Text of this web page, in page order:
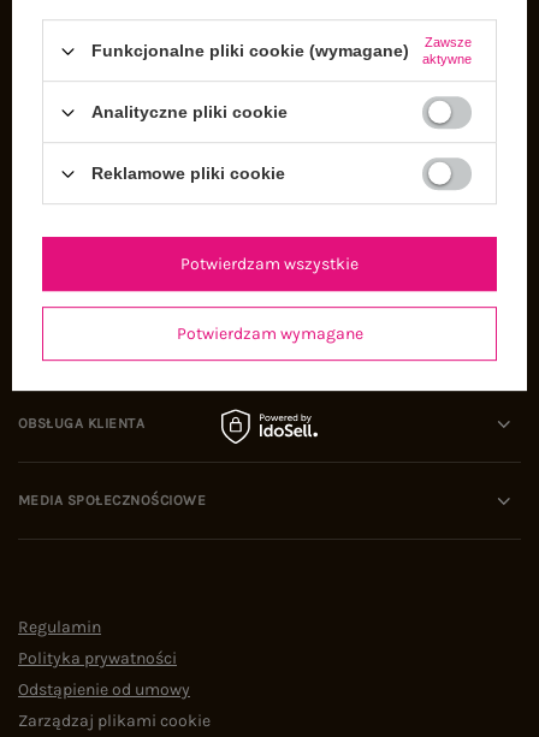
Listy zakupowe
Lista zakupionych produktów
Historia transakcji
OBSŁUGA KLIENTA
MEDIA SPOŁECZNOŚCIOWE
Regulamin
Polityka prywatności
Odstąpienie od umowy
Zarządzaj plikami cookie
Funkcjonalne pliki cookie (wymagane)
Zawsze
aktywne
Analityczne pliki cookie
Reklamowe pliki cookie
Potwierdzam wymagane
Potwierdzam wszystkie